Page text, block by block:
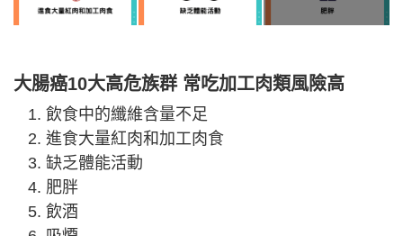
大腸癌10大高危族群 常吃加工肉類風險高
飲食中的纖維含量不足
進食大量紅肉和加工肉食
缺乏體能活動
肥胖
飲酒